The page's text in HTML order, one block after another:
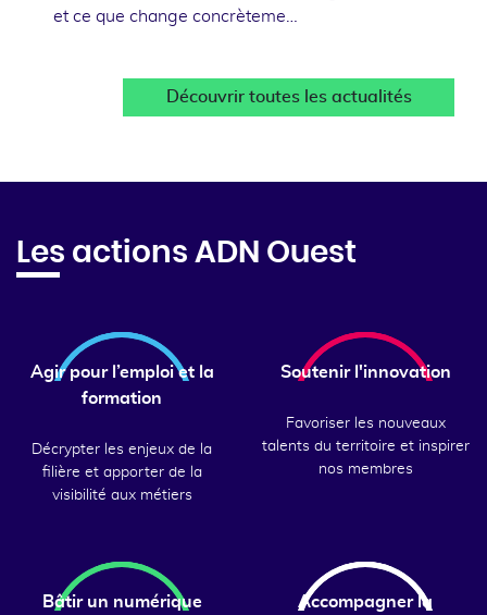
et ce que change concrèteme…
Découvrir toutes les actualités
Les actions ADN Ouest
Agir pour l’emploi et la
formation
Décrypter les enjeux de la
filière et apporter de la
visibilité aux métiers
Soutenir l'innovation
Favoriser les nouveaux
talents du territoire et inspirer
nos membres
Bâtir un numérique
Accompagner la